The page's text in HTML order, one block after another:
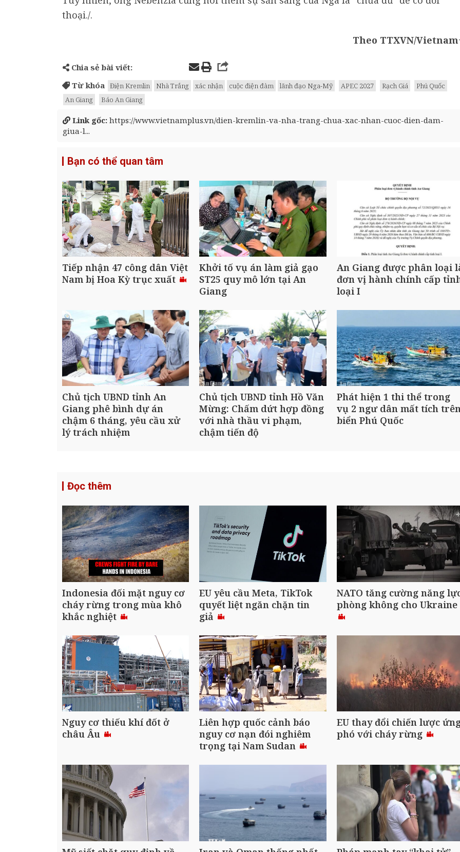
thoại./.
Theo TTXVN/
Chia sẻ bài viết:
Từ khóa
Điện Kremlin Nhà Trắng xác nhận cuộc điện đàm lãnh đạo Nga-Mỹ APEC 2027 Rạch Giá
Phú Quốc
An Giang
Báo An Giang
Link gốc: https://www.vietnamplus.vn/dien-kremlin-va-nha-trang-chua-xac-nhan-cuoc-dien-dam-
giua-l...
Bạn có thể quan tâm
Tiếp nhận 47 công dân Việt
Nam bị Hoa Kỳ trục xuất
Khởi tố vụ án làm giả gạo
ST25 quy mô lớn tại An
Giang
An Giang được phân loại
đơn vị hành chính cấp
loại I
Chủ tịch UBND tỉnh An
Giang phê bình dự án
chậm 6 tháng, yêu cầu xử
lý trách nhiệm
Chủ tịch UBND tỉnh Hồ Văn
Mừng: Chấm dứt hợp đồng
với nhà thầu vi phạm,
chậm tiến độ
Phát hiện 1 thi thể trong
vụ 2 ngư dân mất tích
biển Phú Quốc
Đọc thêm
Indonesia đối mặt nguy cơ
cháy rừng trong mùa khô
khắc nghiệt
EU yêu cầu Meta, TikTok
quyết liệt ngăn chặn tin
giả
NATO tăng cường năng
phòng không cho Ukraine
Nguy cơ thiếu khí đốt ở
châu Âu
Liên hợp quốc cảnh báo
nguy cơ nạn đói nghiêm
trọng tại Nam Sudan
EU thay đổi chiến lược
phó với cháy rừng